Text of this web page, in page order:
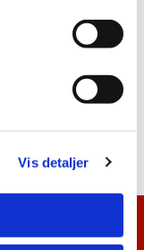
Vis detaljer